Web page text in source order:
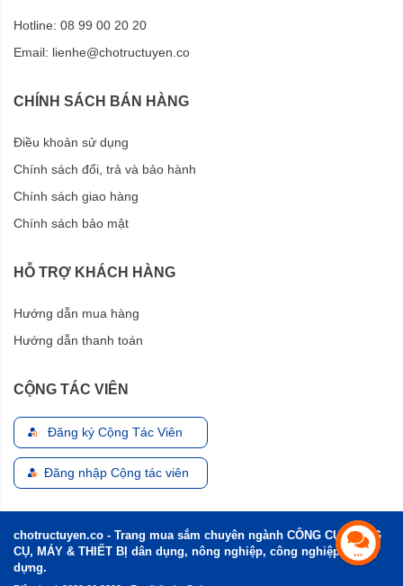
Hotline: 08 99 00 20 20
Email: lienhe@chotructuyen.co
CHÍNH SÁCH BÁN HÀNG
Điều khoản sử dụng
Chính sách đổi, trả và bảo hành
Chính sách giao hàng
Chính sách bảo mật
HỖ TRỢ KHÁCH HÀNG
Hướng dẫn mua hàng
Hướng dẫn thanh toán
CỘNG TÁC VIÊN
Đăng ký Cộng Tác Viên
Đăng nhập Cộng tác viên
chotructuyen.co - Trang mua sắm chuyên ngành CÔNG CỤ, DỤNG
CỤ, MÁY & THIẾT BỊ dân dụng, nông nghiệp, công nghiệp và xây
dựng.